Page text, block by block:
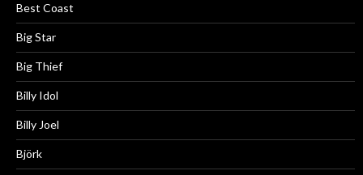
Best Coast
Big Star
Big Thief
Billy Idol
Billy Joel
Björk